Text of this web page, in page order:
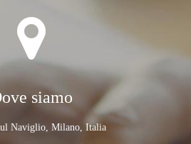
siamo
Naviglio, Milano, Italia